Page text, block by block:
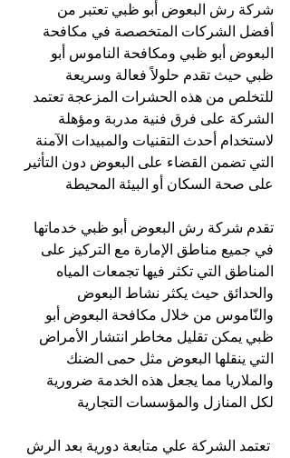
شركة رش البعوض أبو ظبي تعتبر من
أفضل الشركات المتخصصة في مكافحة
البعوض أبو ظبي ومكافحة الناموس أبو
ظبي حيث تقدم حلولاً فعالة وسريعة
للتخلص من هذه الحشرات المزعجة تعتمد
الشركة على فرق فنية مدربة ومؤهلة
لاستخدام أحدث التقنيات والمبيدات الآمنة
التي تضمن القضاء على البعوض دون التأثير
على صحة السكان أو البيئة المحيطة
تقدم شركة رش البعوض أبو ظبي خدماتها
في جميع مناطق الإمارة مع التركيز على
المناطق التي تكثر فيها تجمعات المياه
والحدائق حيث يكثر نشاط البعوض
والنّاموس من خلال مكافحة البعوض أبو
ظبي يمكن تقليل مخاطر انتشار الأمراض
التي ينقلها البعوض مثل حمى الضنك
والملاريا مما يجعل هذه الخدمة ضرورية
لكل المنازل والمؤسسات التجارية
تعتمد الشركة علي متابعة دورية بعد الرش